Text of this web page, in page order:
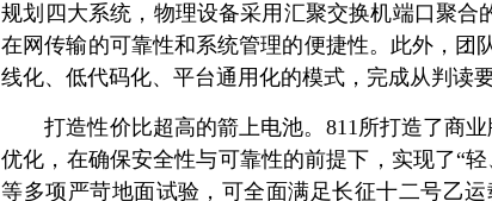
规划四大系统，物理设备采用汇聚交换机端口聚
在网传输的可靠性和系统管理的便捷性。此外，团
线化、低代码化、平台通用化的模式，完成从判读
打造性价比超高的箭上电池。811所打造了商
优化，在确保安全性与可靠性的前提下，实现了“
等多项严苛地面试验，可全面满足长征十二号乙